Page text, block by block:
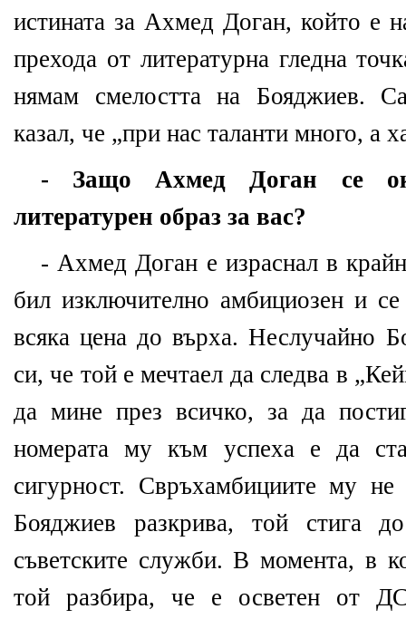
истината за Ахмед Доган, който е
прехода от литературна гледна
нямам смелостта на Бояджиев.
казал, че „при нас таланти много, а
- Защо Ахмед Доган се
литературен образ за вас?
- Ахмед Доган е израснал в
бил изключително амбициозен и
всяка цена до върха. Неслучайно
си, че той е мечтаел да следва в
да мине през всичко, за да
номерата му към успеха е да
сигурност. Свръхамбициите му
Бояджиев разкрива, той стига
съветските служби. В момента, в
той разбира, че е осветен от